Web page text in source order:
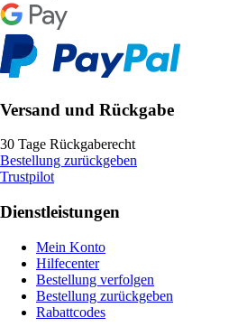
Versand und Rückgabe
30 Tage Rückgaberecht
Bestellung zurückgeben
Trustpilot
Dienstleistungen
Mein Konto
Hilfecenter
Bestellung verfolgen
Bestellung zurückgeben
Rabattcodes